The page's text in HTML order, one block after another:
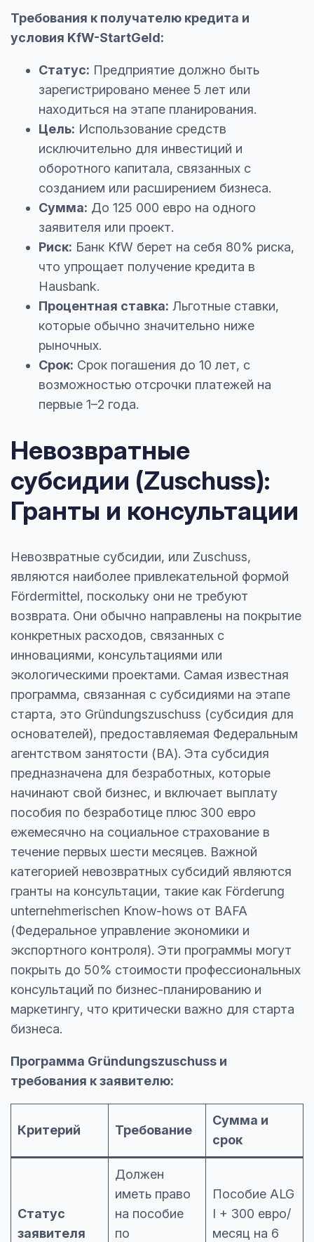
Требования к получателю кредита и
условия KfW-StartGeld:
Статус: Предприятие должно быть
зарегистрировано менее 5 лет или
находиться на этапе планирования.
Цель: Использование средств
исключительно для инвестиций и
оборотного капитала, связанных с
созданием или расширением бизнеса.
Сумма: До 125 000 евро на одного
заявителя или проект.
Риск: Банк KfW берет на себя 80% риска,
что упрощает получение кредита в
Hausbank.
Процентная ставка: Льготные ставки,
которые обычно значительно ниже
рыночных.
Срок: Срок погашения до 10 лет, с
возможностью отсрочки платежей на
первые 1–2 года.
Невозвратные
субсидии (Zuschuss):
Гранты и консультации
Невозвратные субсидии, или Zuschuss,
являются наиболее привлекательной формой
Fördermittel, поскольку они не требуют
возврата. Они обычно направлены на покрытие
конкретных расходов, связанных с
инновациями, консультациями или
экологическими проектами. Самая известная
программа, связанная с субсидиями на этапе
старта, это Gründungszuschuss (субсидия для
основателей), предоставляемая Федеральным
агентством занятости (BA). Эта субсидия
предназначена для безработных, которые
начинают свой бизнес, и включает выплату
пособия по безработице плюс 300 евро
ежемесячно на социальное страхование в
течение первых шести месяцев. Важной
категорией невозвратных субсидий являются
гранты на консультации, такие как Förderung
unternehmerischen Know-hows от BAFA
(Федеральное управление экономики и
экспортного контроля). Эти программы могут
покрыть до 50% стоимости профессиональных
консультаций по бизнес-планированию и
маркетингу, что критически важно для старта
бизнеса.
Программа Gründungszuschuss и
требования к заявителю:
Критерий Требование
Сумма и
срок
Статус
заявителя
Должен
иметь право
на пособие
по
Пособие ALG
I + 300 евро/
месяц на 6